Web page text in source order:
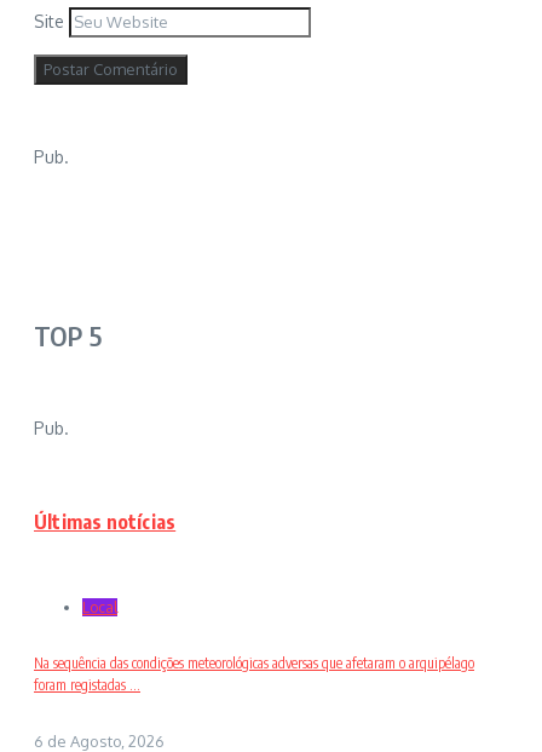
Site
Pub.
TOP 5
Pub.
Últimas notícias
Local
Na sequência das condições meteorológicas adversas que afetaram o arquipélago
foram registadas ...
6 de Agosto, 2026